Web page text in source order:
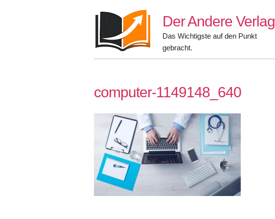
Der Andere Verlag
Das Wichtigste auf den Punkt
gebracht.
computer-1149148_640